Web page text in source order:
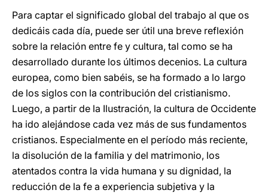
Para captar el significado global del trabajo al que os
dedicáis cada día, puede ser útil una breve reflexión
sobre la relación entre fe y cultura, tal como se ha
desarrollado durante los últimos decenios. La cultura
europea, como bien sabéis, se ha formado a lo largo
de los siglos con la contribución del cristianismo.
Luego, a partir de la Ilustración, la cultura de Occidente
ha ido alejándose cada vez más de sus fundamentos
cristianos. Especialmente en el período más reciente,
la disolución de la familia y del matrimonio, los
atentados contra la vida humana y su dignidad, la
reducción de la fe a experiencia subjetiva y la